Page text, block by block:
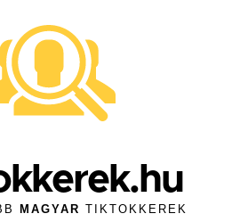
MAGYAR TIKTOKKEREK